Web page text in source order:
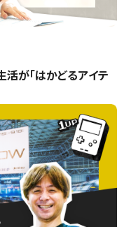
活が「はかどるアイテ